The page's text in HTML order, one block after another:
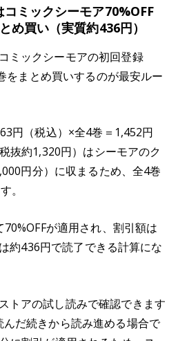
ミックシーモア70%OFF
め買い（実質約436円）
ミックシーモアの初回登録
をまとめ買いするのが最安ルー
円（税込）×全4巻＝1,452円
抜約1,320円）はシーモアのク
円分）に収まるため、全4巻
。
が適用され、割引額は
約436円で読了できる計算にな
トアの試し読みで確認できます
だ続きから読み進める場合で